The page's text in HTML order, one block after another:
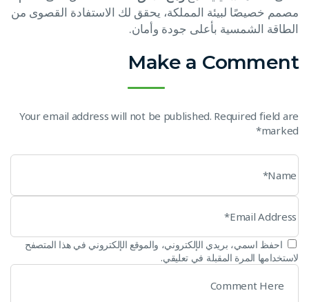
مصمم خصيصًا لبيئة المملكة، يحقق لك الاستفادة القصوى من
الطاقة الشمسية بأعلى جودة وأمان.
Make a Comment
Your email address will not be published. Required field are
marked*
احفظ اسمي، بريدي الإلكتروني، والموقع الإلكتروني في هذا المتصفح
لاستخدامها المرة المقبلة في تعليقي.